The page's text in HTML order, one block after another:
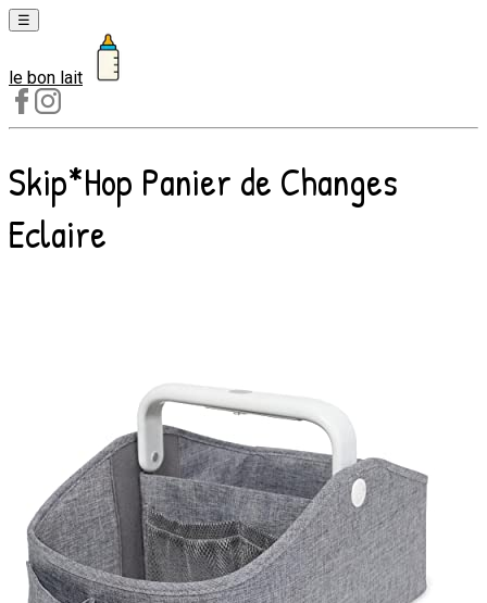
☰
Laits
1er
âge
Laits
2e
âge
le bon lait
Skip*Hop Panier de Changes
Eclaire